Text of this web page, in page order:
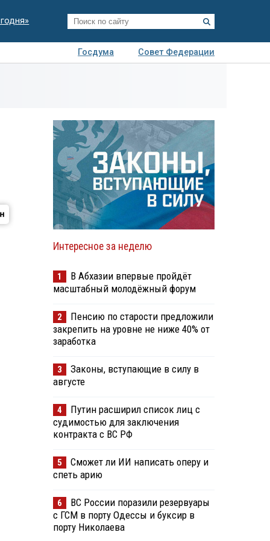
Госдума
Совет Федерации
Интересное за неделю
1
В Абхазии впервые пройдёт
масштабный молодёжный форум
2
Пенсию по старости предложили
закрепить на уровне не ниже 40% от
заработка
3
Законы, вступающие в силу в
августе
4
Путин расширил список лиц с
судимостью для заключения
контракта с ВС РФ
5
Сможет ли ИИ написать оперу и
спеть арию
6
ВС России поразили резервуары
с ГСМ в порту Одессы и буксир в
порту Николаева